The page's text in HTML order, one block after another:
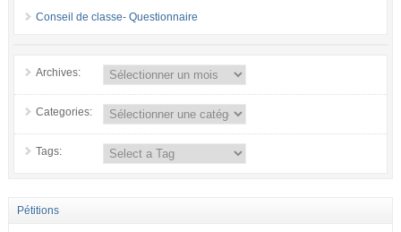
Conseil de classe- Questionnaire
Archives:
Categories:
Tags:
Pétitions